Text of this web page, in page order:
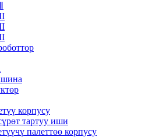
корпусу
тартуу иши
палеттөө корпусу